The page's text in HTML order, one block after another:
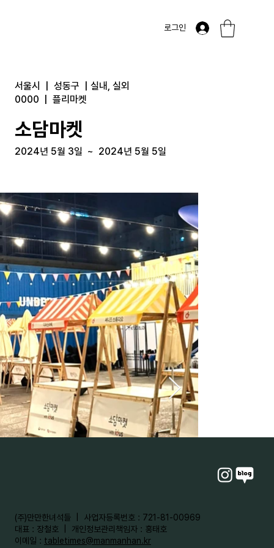
로그인
서울시 성동구
실내, 실외
0000
플리마켓
소담마켓
2024년 5월 3일 ~ 2024년 5월 5일
​(주)만만한녀석들 | 사업자등록번호 : 721-81-00969
대표 : 장철호 | 개인정보관리책임자 : 홍태호
이메일 : tabletimes@manmanhan.kr